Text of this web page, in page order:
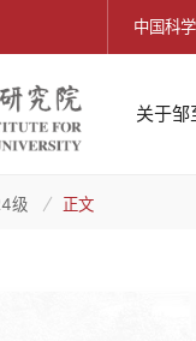
中国科
关于邹
级 正文